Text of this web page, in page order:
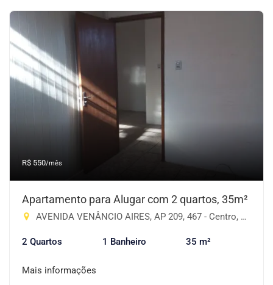
R$ 550/mês
Apartamento para Alugar com 2 quartos, 35m²
AVENIDA VENÂNCIO AIRES, AP 209, 467 - Centro, Cruz Alta-RS
2 Quartos 1 Banheiro 35 m²
Mais informações